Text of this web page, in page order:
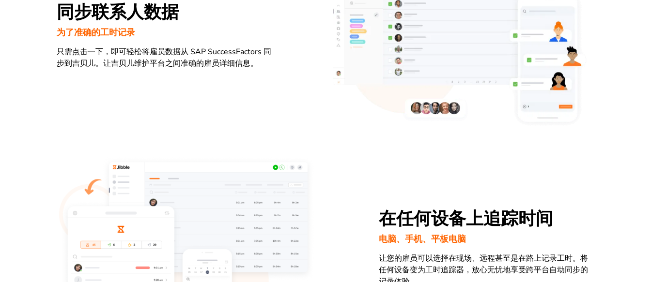
同步联系人数据
为了准确的工时记录
只需点击一下，即可轻松将雇员数据从 SAP SuccessFactors 同
步到吉贝儿。让吉贝儿维护平台之间准确的雇员详细信息。
在任何设备上追踪时间
电脑、手机、平板电脑
让您的雇员可以选择在现场、远程甚至是在路上记录工时。将
任何设备变为工时追踪器，放心无忧地享受跨平台自动同步的